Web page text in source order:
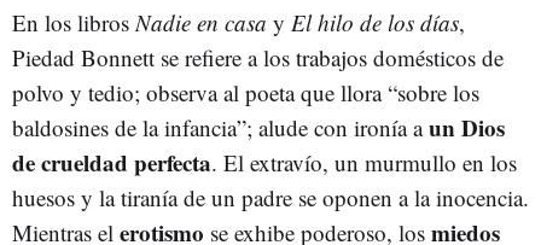
En los librosNadie en casa y El hilo de los días,
Piedad Bonnett se refiere a los trabajos domésticos de
polvo y tedio; observa al poeta que llora “sobre los
baldosines de la infancia”; alude con ironía aun Dios
de crueldad perfecta. El extravío, un murmullo en los
huesos y la tiranía de un padre se oponen a la inocencia.
Mientras el erotismo se exhibe poderoso, los miedos